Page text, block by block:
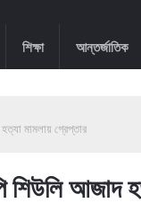
শিক্ষা আন্তর্জাতিক
মামলায় গ্রেপ্তার
শিউলি আজাদ